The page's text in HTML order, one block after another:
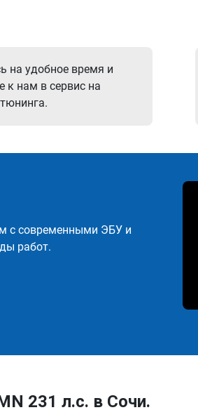
на удобное время и
к нам в сервис на
с современными ЭБУ и
работ.
231 л.с. в Сочи.